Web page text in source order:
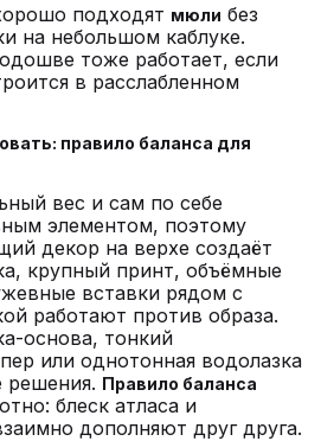
подходят мюли без
на небольшом каблуке.
тоже работает, если
в расслабленном
правило баланса для
вес и сам по себе
элементом, поэтому
декор на верхе создаёт
крупный принт, объёмные
вставки рядом с
работают против образа.
основа, тонкий
или однотонная водолазка
Правило баланса
блеск атласа и
дополняют друг друга.